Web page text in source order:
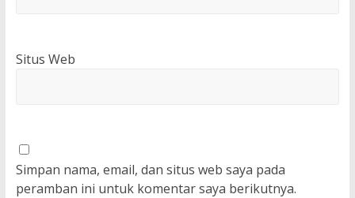
Situs Web
Simpan nama, email, dan situs web saya pada
peramban ini untuk komentar saya berikutnya.